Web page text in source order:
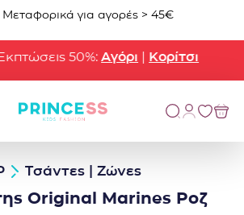
για αγορές > 45€
50%:Αγόρι| Κορίτσι
Τσάντες | Ζώνες
Original Marines Ροζ